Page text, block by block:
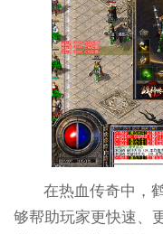
在热血传奇中，
够帮助玩家更快速、